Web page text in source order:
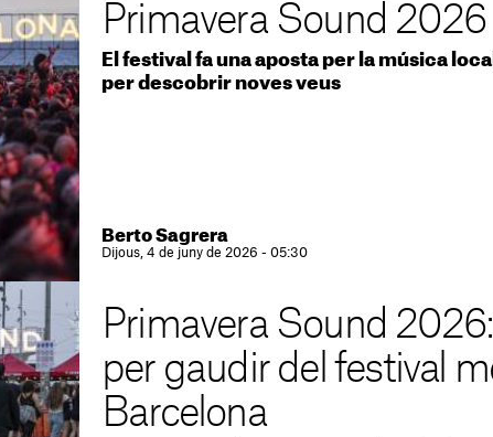
Primavera Sound 2026
El festival fa una aposta per la música
per descobrir noves veus
Berto Sagrera
Dijous, 4 de juny de 2026 - 05:30
Primavera Sound
per gaudir del festival
Barcelona